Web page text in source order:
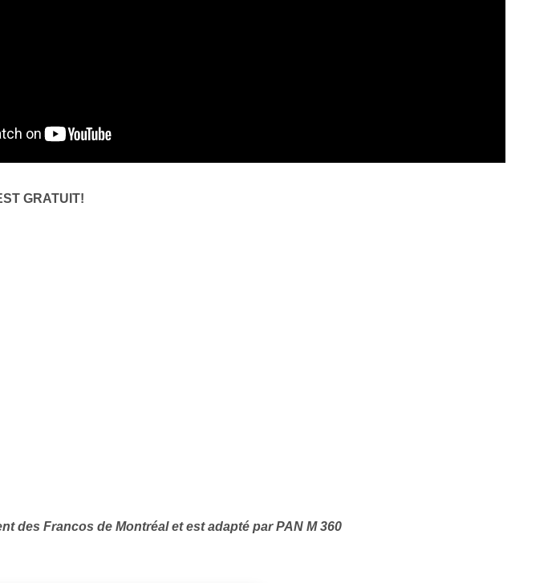
GRATUIT!
des Francos de Montréal et est adapté par PAN M 360